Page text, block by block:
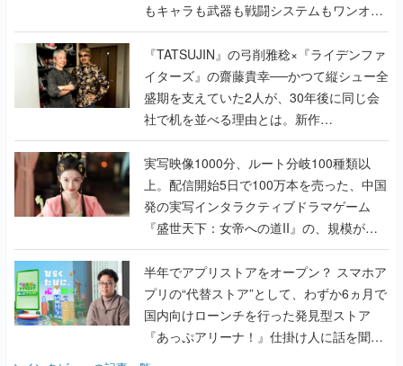
もキャラも武器も戦闘システムもワンオフ
で作り込まれた理由を両ディレクターに聞
く
『TATSUJIN』の弓削雅稔×『ライデンファ
イターズ』の齋藤貴幸──かつて縦シュー全
盛期を支えていた2人が、30年後に同じ会
社で机を並べる理由とは。新作
『TATSUJIN EXTREME』で初タッグを組
んだレジェンド2人に訊く開発秘話
実写映像1000分、ルート分岐100種類以
上。配信開始5日で100万本を売った、中国
発の実写インタラクティブドラマゲーム
『盛世天下：女帝への道II』の、規模が違
うこだわりをプロデューサーに聞いた
半年でアプリストアをオープン？ スマホア
プリの“代替ストア”として、わずか6ヵ月で
国内向けローンチを行った発見型ストア
『あっぷアリーナ！』仕掛け人に話を聞い
てみた